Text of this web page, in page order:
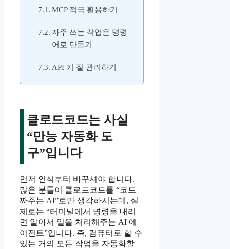
MCP 적극 활용하기
자주 쓰는 작업은 명령
어로 만들기
API 키 잘 관리하기
클로드코드는 사실
“만능 자동화 도
구”입니다
먼저 인식부터 바꾸셔야 합니다.
많은 분들이 클로드코드를 “코드
짜주는 AI”로만 생각하시는데, 실
제로는 “터미널에서 명령을 내리
면 알아서 일을 처리해주는 AI 에
이전트”입니다. 즉, 컴퓨터로 할 수
있는 거의 모든 작업을 자동화할